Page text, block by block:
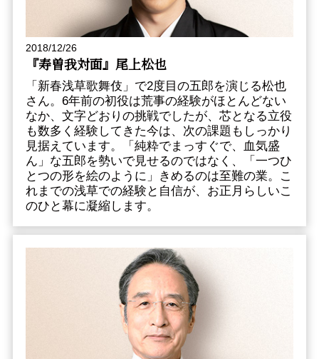
2018/12/26
『寿曽我対面』尾上松也
「新春浅草歌舞伎」で2度目の五郎を演じる松也
さん。6年前の初役は荒事の経験がほとんどない
なか、文字どおりの挑戦でしたが、芯となる立役
も数多く経験してきた今は、次の課題もしっかり
見据えています。「純粋でまっすぐで、血気盛
ん」な五郎を勢いで見せるのではなく、「一つひ
とつの形を絵のように」きめるのは至難の業。こ
れまでの浅草での経験と自信が、お正月らしいこ
のひと幕に凝縮します。